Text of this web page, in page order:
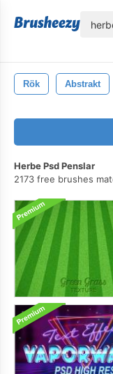
Rök Abstrakt
Herbe Psd Penslar
2173 free brushes